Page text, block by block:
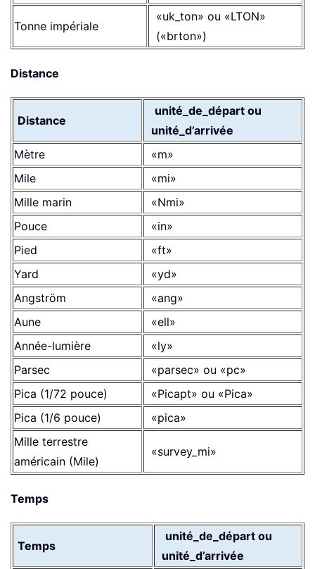
Tonne impériale
«uk_ton» ou «LTON»
(«brton»)
Distance
Distance
unité_de_départ ou
unité_d’arrivée
Mètre
«m»
Mile
«mi»
Mille marin
«Nmi»
Pouce
«in»
Pied
«ft»
Yard
«yd»
Angström
«ang»
Aune
«ell»
Année-lumière
«ly»
Parsec
«parsec» ou «pc»
Pica (1/72 pouce)
«Picapt» ou «Pica»
Pica (1/6 pouce)
«pica»
Mille terrestre
américain (Mile)
«survey_mi»
Temps
Temps
unité_de_départ ou
unité_d’arrivée